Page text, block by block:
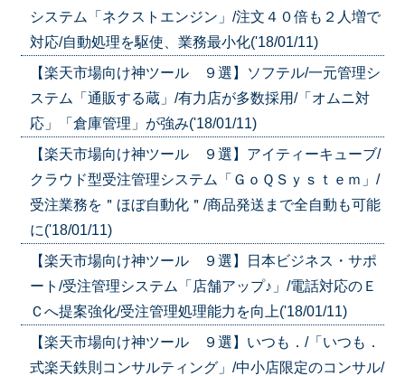
システム「ネクストエンジン」/注文４０倍も２人増で
対応/自動処理を駆使、業務最小化('18/01/11)
【楽天市場向け神ツール ９選】ソフテル/一元管理シ
ステム「通販する蔵」/有力店が多数採用/「オムニ対
応」「倉庫管理」が強み('18/01/11)
【楽天市場向け神ツール ９選】アイティーキューブ/
クラウド型受注管理システム「ＧｏＱＳｙｓｔｅｍ」/
受注業務を＂ほぼ自動化＂/商品発送まで全自動も可能
に('18/01/11)
【楽天市場向け神ツール ９選】日本ビジネス・サポ
ート/受注管理システム「店舗アップ♪」/電話対応のＥ
Ｃへ提案強化/受注管理処理能力を向上('18/01/11)
【楽天市場向け神ツール ９選】いつも．/「いつも．
式楽天鉄則コンサルティング」/中小店限定のコンサル/